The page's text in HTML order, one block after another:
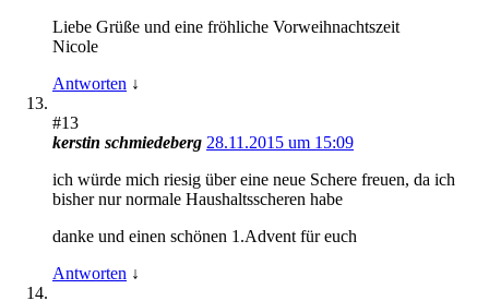
Liebe Grüße und eine fröhliche Vorweihnachtszeit
Nicole
Antworten ↓
#13
kerstin schmiedeberg 28.11.2015 um 15:09
ich würde mich riesig über eine neue Schere freuen, da ich
bisher nur normale Haushaltsscheren habe
danke und einen schönen 1.Advent für euch
Antworten ↓